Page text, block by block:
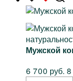
Мужской
6 700 руб.